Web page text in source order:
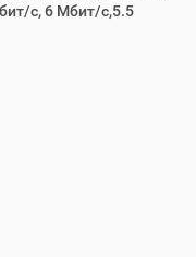
с, 6 Мбит/с,5.5